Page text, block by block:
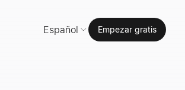
Español Empezar gratis